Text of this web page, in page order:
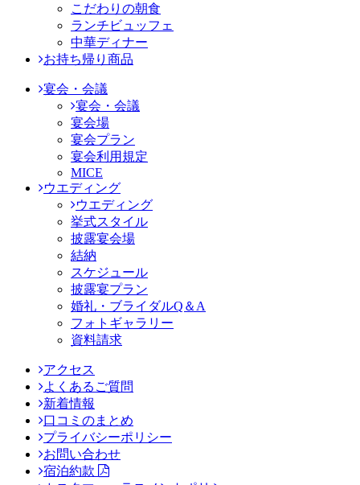
こだわりの朝食
ランチビュッフェ
中華ディナー
お持ち帰り商品
宴会・会議
宴会・会議
宴会場
宴会プラン
宴会利用規定
MICE
ウエディング
ウエディング
挙式スタイル
披露宴会場
結納
スケジュール
披露宴プラン
婚礼・ブライダルQ＆A
フォトギャラリー
資料請求
アクセス
よくあるご質問
新着情報
口コミのまとめ
プライバシーポリシー
お問い合わせ
宿泊約款